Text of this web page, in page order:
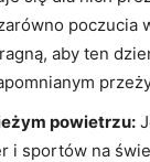
poczucia​
aby ten
⁢powietrzu:
i sportów na